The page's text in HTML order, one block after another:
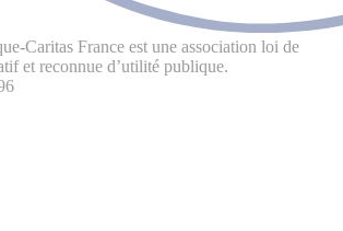
Caritas France est une association loi de
et reconnue d’utilité publique.